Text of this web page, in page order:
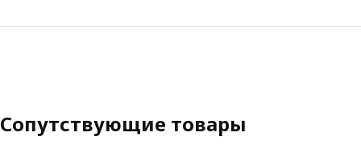
Сопутствующие товары